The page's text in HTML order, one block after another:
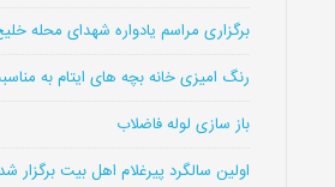
برگزاری مراسم یادواره شهدای محله
رنگ امیزی خانه بچه های ایتام به
باز سازی لوله فاضلاب
اولین سالگرد پیرغلام اهل بیت برگزار شد